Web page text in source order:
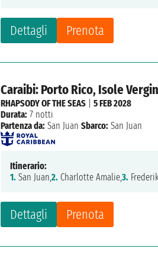
Dettagli Prenota
Caraibi: Porto Rico, Isole
Dettagli Prenota
RHAPSODY OF THE SEAS |5 FEB 2028
Durata: 7 notti
Partenza da: San Juan Sbarco: San Juan
Itinerario:
1. San Juan,2. Charlotte Amalie,3.